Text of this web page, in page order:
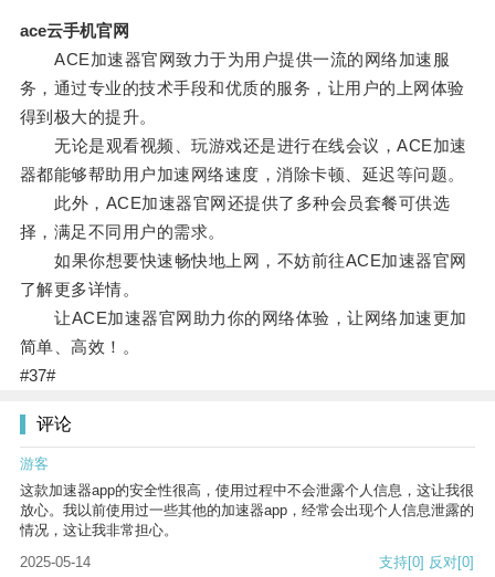
ace云手机官网
ACE加速器官网致力于为用户提供一流的网络加速服
务，通过专业的技术手段和优质的服务，让用户的上网体验
得到极大的提升。
无论是观看视频、玩游戏还是进行在线会议，ACE加速
器都能够帮助用户加速网络速度，消除卡顿、延迟等问题。
此外，ACE加速器官网还提供了多种会员套餐可供选
择，满足不同用户的需求。
如果你想要快速畅快地上网，不妨前往ACE加速器官网
了解更多详情。
让ACE加速器官网助力你的网络体验，让网络加速更加
简单、高效！。
#37#
评论
游客
这款加速器app的安全性很高，使用过程中不会泄露个人信息，这让我很
放心。我以前使用过一些其他的加速器app，经常会出现个人信息泄露的
情况，这让我非常担心。
2025-05-14
支持[0] 反对[0]